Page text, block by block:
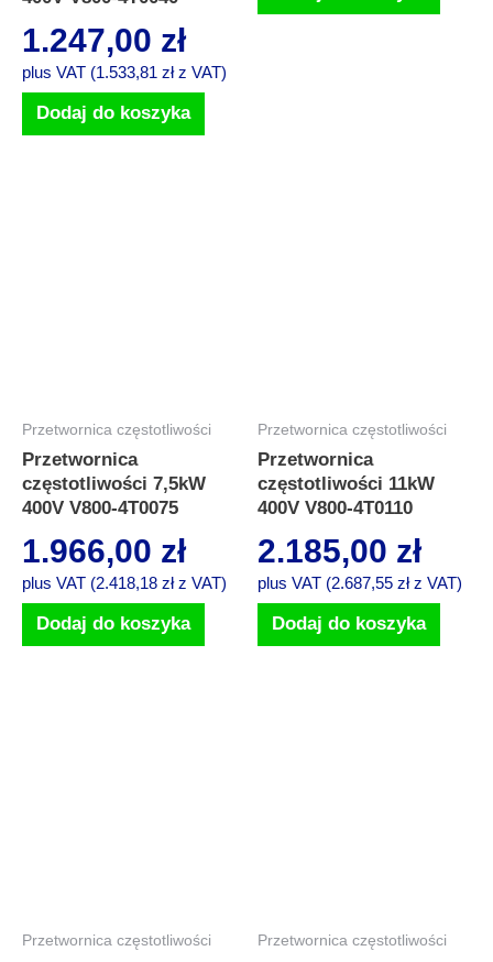
1.247,00 zł
plus VAT (1.533,81 złz VAT)
Dodaj do koszyka
Przetwornica częstotliwości
Przetwornica
częstotliwości 7,5kW
400V V800-4T0075
1.966,00 zł
plus VAT (2.418,18 złz VAT)
Dodaj do koszyka
Przetwornica częstotliwości
Przetwornica
częstotliwości 11kW
400V V800-4T0110
2.185,00 zł
plus VAT (2.687,55 złz VAT)
Dodaj do koszyka
Przetwornica częstotliwości Przetwornica częstotliwości